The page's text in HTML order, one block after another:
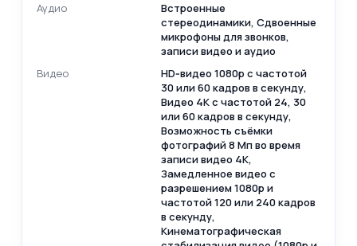
Аудио
Встроенные
cтереодинамики, Сдвоенные
микрофоны для звонков,
записи видео и аудио
Видео
HD‑видео 1080p с частотой
30 или 60 кадров в секунду,
Видео 4K с частотой 24, 30
или 60 кадров в секунду,
Возможность съёмки
фотографий 8 Мп во время
записи видео 4К,
Замедленное видео с
разрешением 1080р и
частотой 120 или 240 кадров
в секунду,
Кинематографическая